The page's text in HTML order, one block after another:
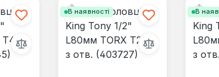
В наявності В